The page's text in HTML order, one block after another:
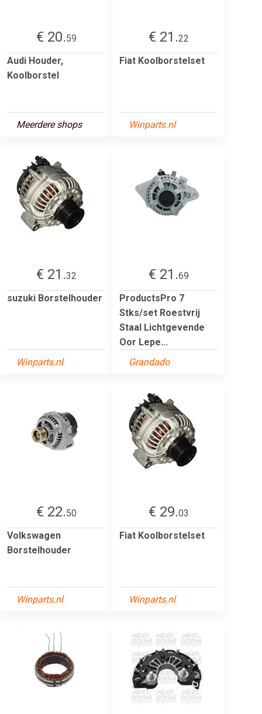
€ 20.59
Audi Houder,
Koolborstel
Meerdere shops
€ 21.22
Fiat Koolborstelset
Winparts.nl
€ 21.32
suzuki Borstelhouder
Winparts.nl
€ 21.69
ProductsPro 7
Stks/set Roestvrij
Staal Lichtgevende
Oor Lepe...
Grandado
€ 22.50
Volkswagen
Borstelhouder
Winparts.nl
€ 29.03
Fiat Koolborstelset
Winparts.nl